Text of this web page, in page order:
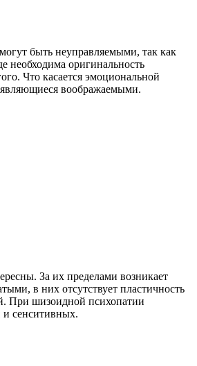
быть неуправляемыми, так как
необходима оригинальность
Что касается эмоциональной
воображаемыми.
За их пределами возникает
в них отсутствует пластичность
При шизоидной психопатии
и сенситивных.